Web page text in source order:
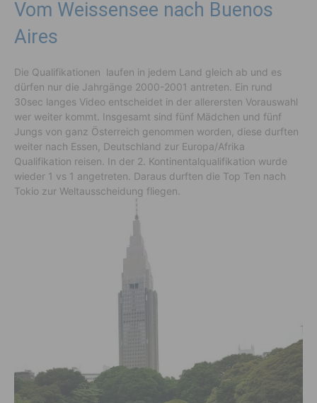
Vom Weissensee nach Buenos
Aires
Die Qualifikationen laufen in jedem Land gleich ab und es
dürfen nur die Jahrgänge 2000-2001 antreten. Ein rund
30sec langes Video entscheidet in der allerersten Vorauswahl
wer weiter kommt. Insgesamt sind fünf Mädchen und fünf
Jungs von ganz Österreich genommen worden, diese durften
weiter nach Essen, Deutschland zur Europa/Afrika
Qualifikation reisen. In der 2. Kontinentalqualifikation wurde
wieder 1 vs 1 angetreten. Daraus durften die Top Ten nach
Tokio zur Weltausscheidung fliegen.